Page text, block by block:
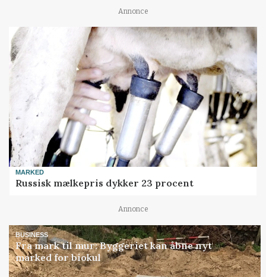
Annonce
MARKED
Russisk mælkepris dykker 23 procent
Annonce
BUSINESS
Fra mark til mur: Byggeriet kan åbne nyt
marked for biokul